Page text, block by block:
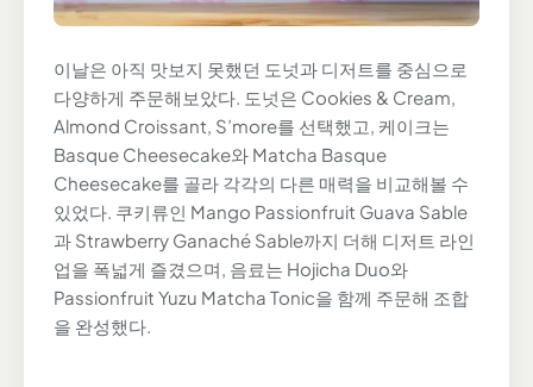
이날은 아직 맛보지 못했던 도넛과 디저트를 중심으로
다양하게 주문해보았다. 도넛은 Cookies & Cream,
Almond Croissant, S’more를 선택했고, 케이크는
Basque Cheesecake와 Matcha Basque
Cheesecake를 골라 각각의 다른 매력을 비교해볼 수
있었다. 쿠키류인 Mango Passionfruit Guava Sable
과 Strawberry Ganaché Sable까지 더해 디저트 라인
업을 폭넓게 즐겼으며, 음료는 Hojicha Duo와
Passionfruit Yuzu Matcha Tonic을 함께 주문해 조합
을 완성했다.